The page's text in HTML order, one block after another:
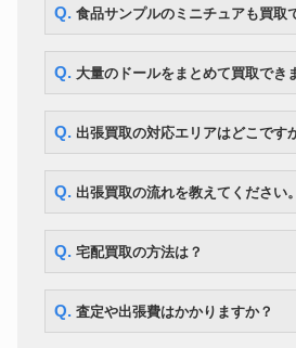
ボークス MDD Fate/kaleid
プリズマ☆イリヤ
Q. 食品サンプルのミニチュアも買取
Q. 大量のドールをまとめて買取でき
Q. 出張買取の対応エリアはどこです
Q. 出張買取の流れを教えてください。
Q. 宅配買取の方法は？
Q. 査定や出張費はかかりますか？